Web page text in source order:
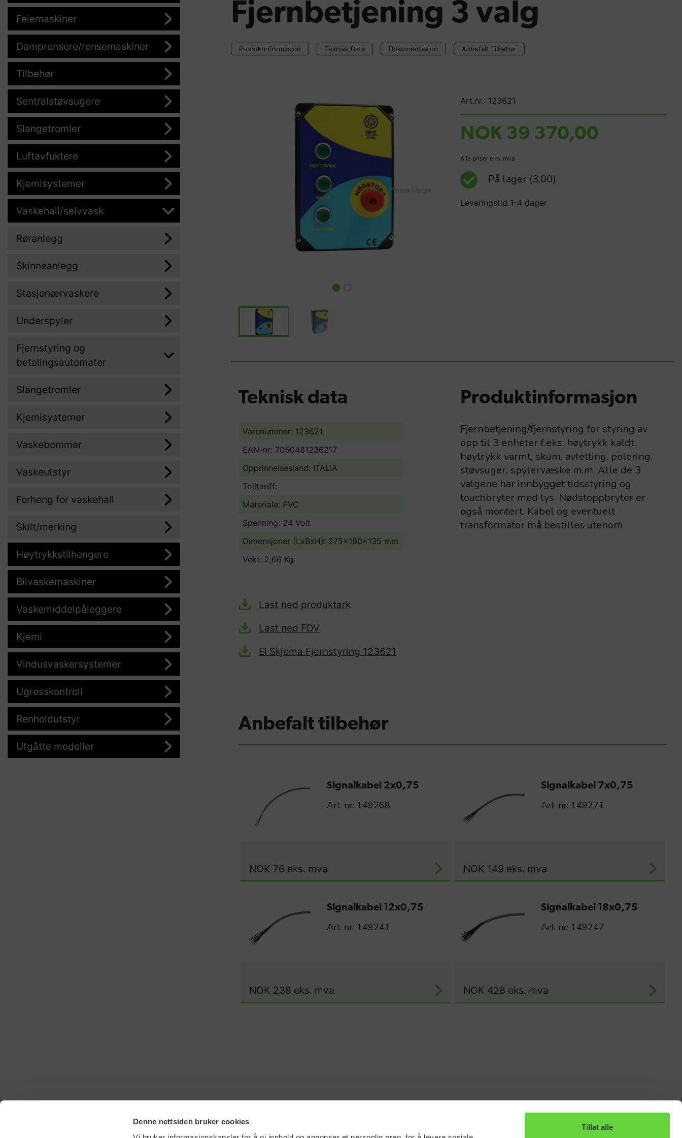
Denne nettsiden bruker cookies
Tillat alle
Feiemaskiner
Damprensere/rensemaskiner
Tilbehør
Sentralstøvsugere
Slangetromler
Luftavfuktere
Kjemisystemer
Vaskehall/selvvask
Røranlegg
Skinneanlegg
Stasjonærvaskere
Underspyler
Fjernstyring og
betalingsautomater
Slangetromler
Kjemisystemer
Vaskebommer
Vaskeutstyr
Forheng for vaskehall
Skilt/merking
Høytrykkstilhengere
Bilvaskemaskiner
Vaskemiddelpåleggere
Kjemi
Vindusvaskersystemer
Ugresskontroll
Renholdutstyr
Utgåtte modeller
Fjernbetjening 3 valg
Produktinformasjon Teknisk Data Dokumentasjon Anbefalt Tilbehør
Art.nr.: 123621
NOK 39 370,00
Alle priser eks. mva
På lager (3,00)
Leveringstid 1-4 dager
Teknisk data
Varenummer: 123621
EAN-nr: 7050481236217
Opprinnelsesland: ITALIA
Tolltariff:
Materiale: PVC
Spenning: 24 Volt
Dimensjoner (LxBxH): 275x190x135 mm
Vekt: 2,66 Kg
Last ned produktark
Last ned FDV
El Skjema Fjernstyring 123621
Produktinformasjon
Fjernbetjening/fjernstyring for styring av
opp til 3 enheter f.eks. høytrykk kaldt,
høytrykk varmt, skum, avfetting, polering,
støvsuger, spylervæske m.m. Alle de 3
valgene har innbygget tidsstyring og
touchbryter med lys. Nødstoppbryter er
også montert. Kabel og eventuelt
transformator må bestilles utenom
Anbefalt tilbehør
Signalkabel 2x0,75
Art. nr: 149268
NOK 76 eks. mva
Signalkabel 7x0,75
Art. nr: 149271
NOK 149 eks. mva
Signalkabel 12x0,75
Art. nr: 149241
NOK 238 eks. mva
Signalkabel 18x0,75
Art. nr: 149247
NOK 428 eks. mva